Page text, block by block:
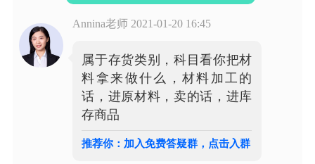
Annina老师 2021-01-20 16:45
属于存货类别，科目看你把材
料拿来做什么，材料加工的
话，进原材料，卖的话，进库
存商品
推荐你：加入免费答疑群，点击入群